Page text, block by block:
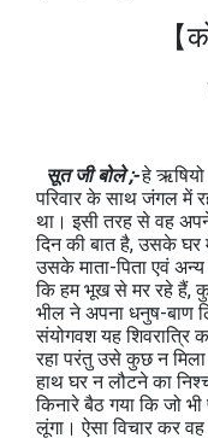
【
सूत जी बोले ;-हे ऋषियो
परिवार के साथ जंगल में
था। इसी तरह से वह
दिन की बात है, उसके घर
उसके माता-पिता एवं
कि हम भूख से मर रहे हैं,
भील ने अपना धनुष-बाण
संयोगवश यह शिवरात्रि
रहा परंतु उसे कुछ न
हाथ घर न लौटने का
किनारे बैठ गया कि जो
लूंगा। ऐसा विचार कर